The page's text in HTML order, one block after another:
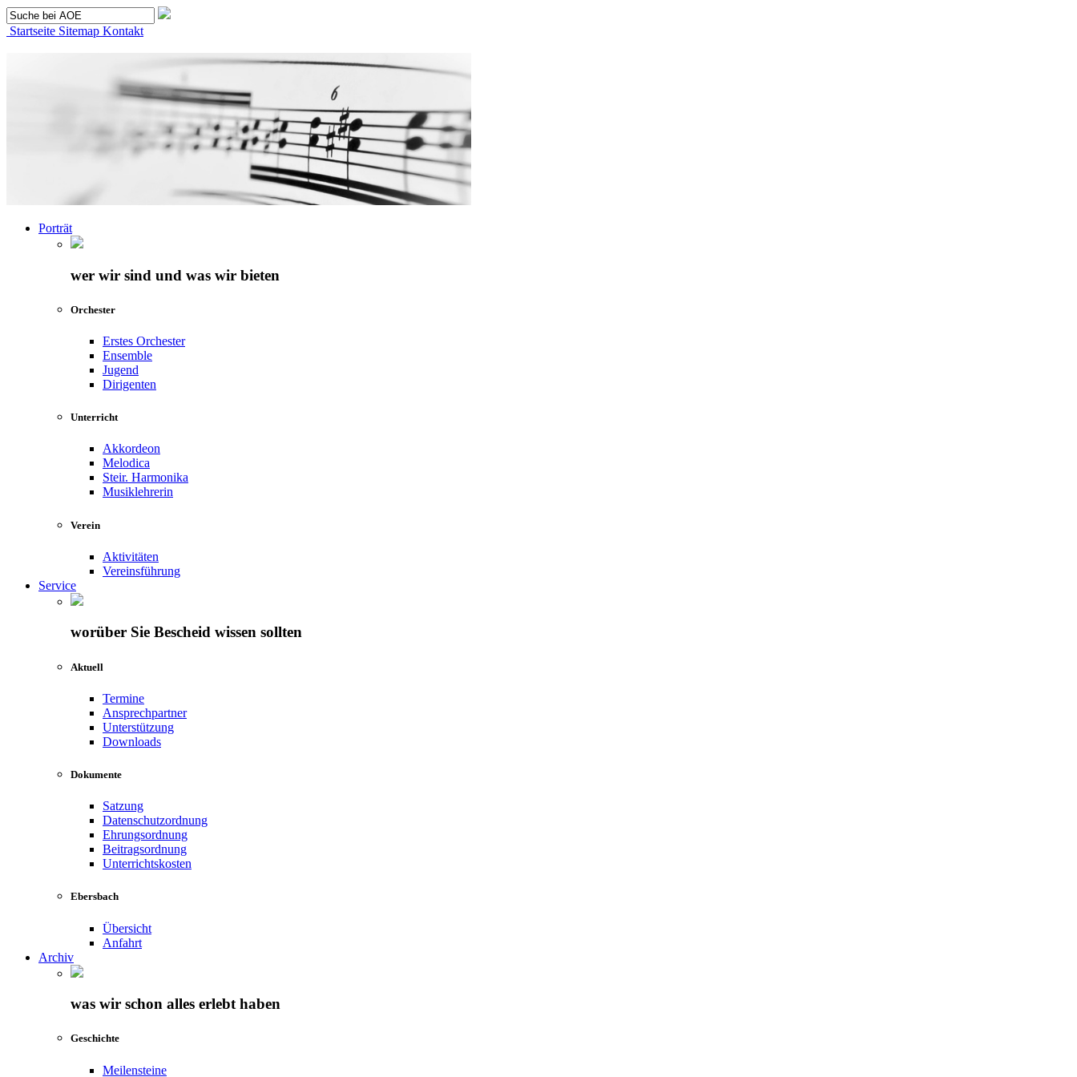
Startseite Sitemap Kontakt
Porträt
wer wir sind und was wir bieten
Orchester
Erstes Orchester
Ensemble
Jugend
Dirigenten
Unterricht
Akkordeon
Melodica
Steir. Harmonika
Musiklehrerin
Verein
Aktivitäten
Vereinsführung
Service
worüber Sie Bescheid wissen sollten
Aktuell
Termine
Ansprechpartner
Unterstützung
Downloads
Dokumente
Satzung
Datenschutzordnung
Ehrungsordnung
Beitragsordnung
Unterrichtskosten
Ebersbach
Übersicht
Anfahrt
Archiv
was wir schon alles erlebt haben
Geschichte
Meilensteine